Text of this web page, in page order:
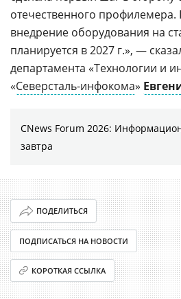
отечественного
внедрение оборудования на
планируется в 2027 г.», —
департамента «Технологии и
«Северсталь-инфокома»
CNews Forum 2026:
завтра
ПОДЕЛИТЬСЯ
ПОДПИСАТЬСЯ НА НОВОСТИ
КОРОТКАЯ ССЫЛКА